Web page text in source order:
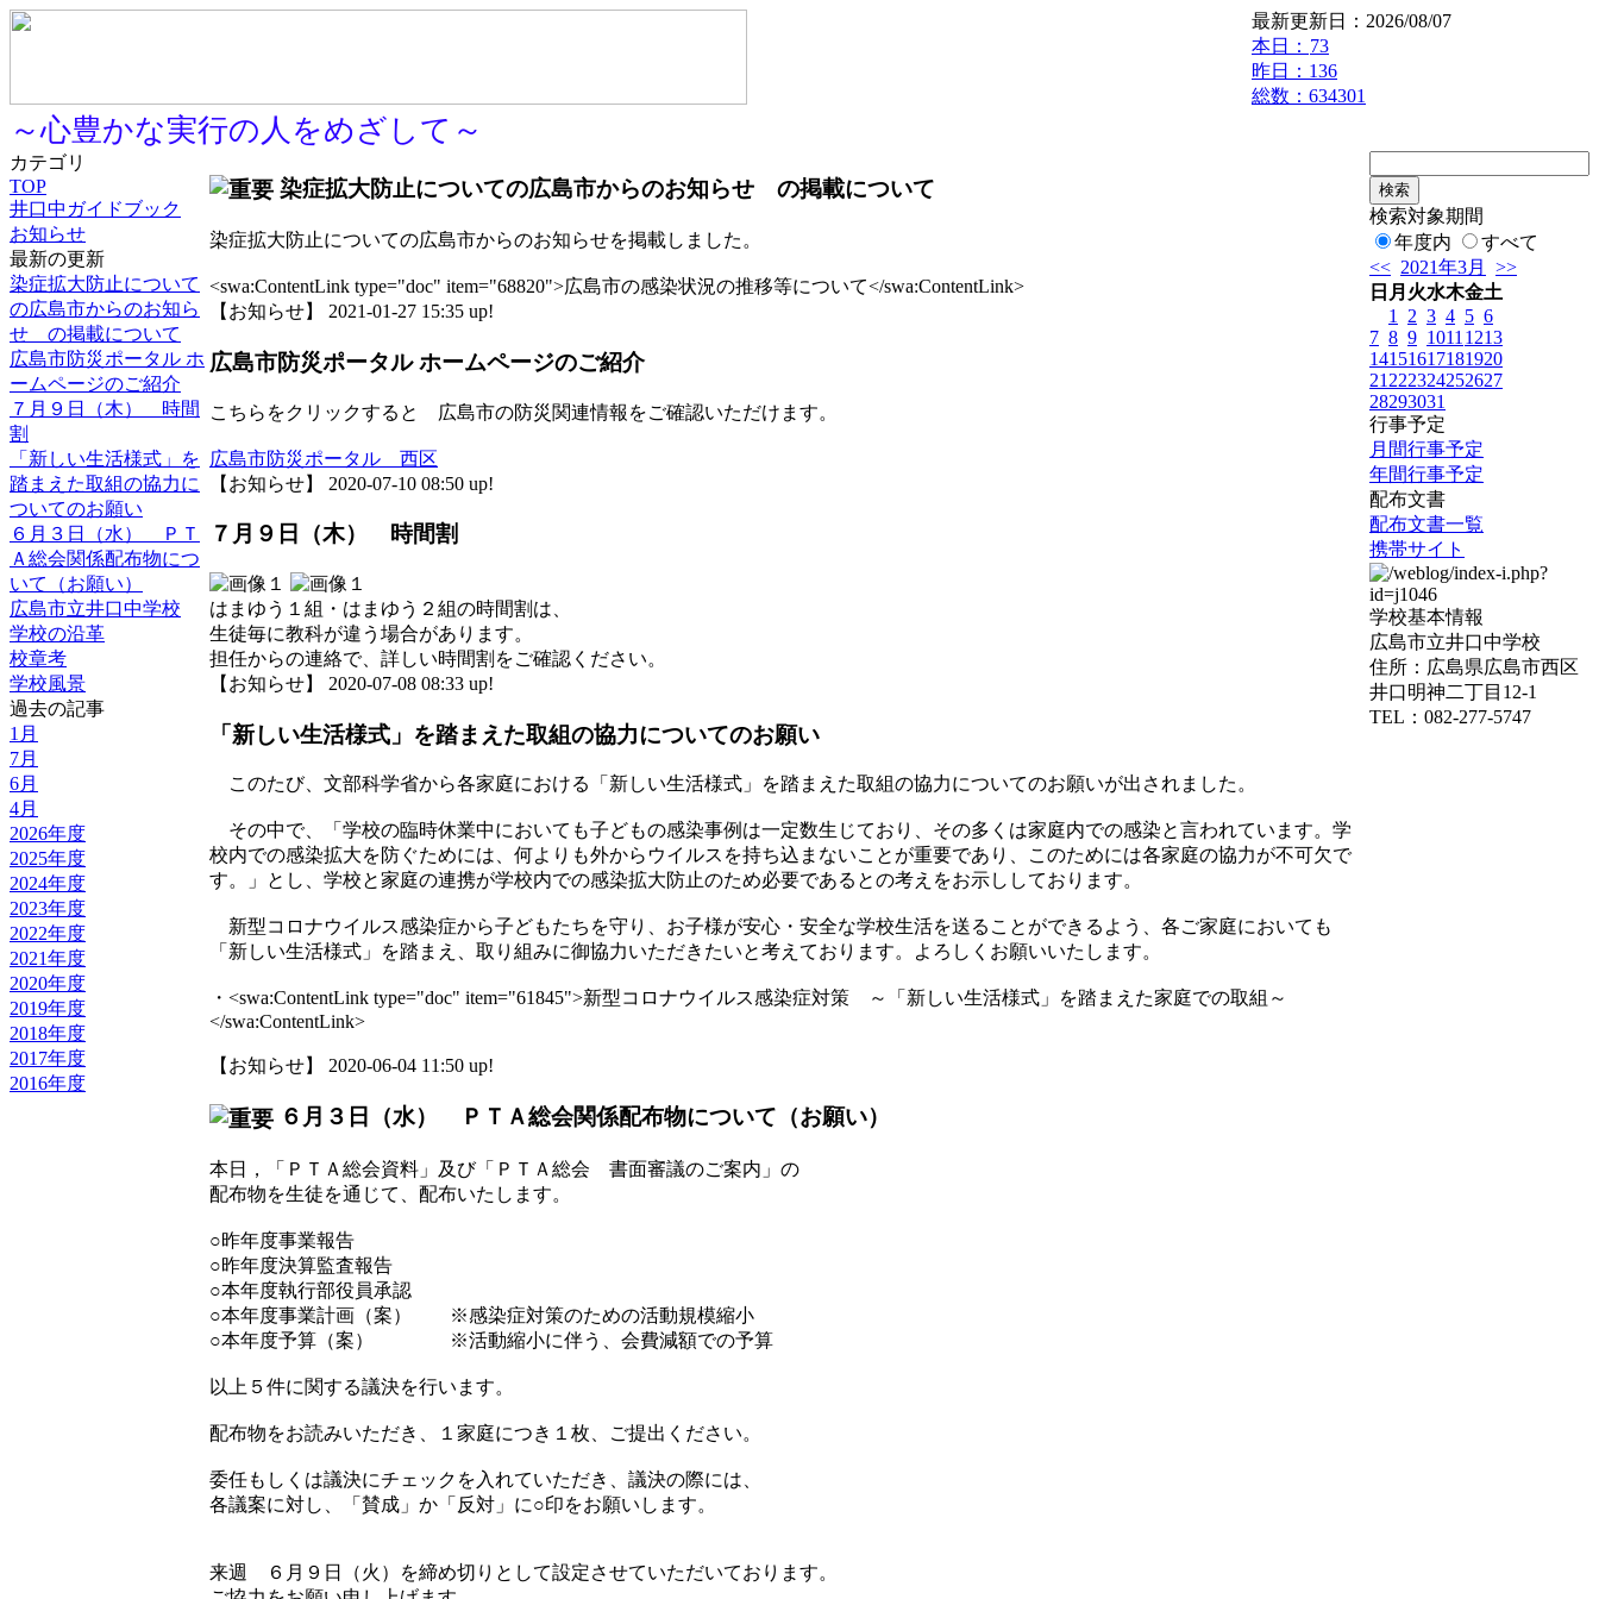
最新更新日：2026/08/07
本日： 73
昨日：136
総数：634301
～心豊かな実行の人をめざして～
カテゴリ
TOP
井口中ガイドブック
お知らせ
最新の更新
染症拡大防止について
の広島市からのお知ら
せ の掲載について
広島市防災ポータル ホ
ームページのご紹介
７月９日（木） 時間
割
「新しい生活様式」を
踏まえた取組の協力に
ついてのお願い
６月３日（水） ＰＴ
Ａ総会関係配布物につ
いて（お願い）
広島市立井口中学校
学校の沿革
校章考
学校風景
過去の記事
1月
7月
6月
4月
2026年度
2025年度
2024年度
2023年度
2022年度
2021年度
2020年度
2019年度
2018年度
2017年度
2016年度
染症拡大防止についての広島市からのお知らせ の掲載について
染症拡大防止についての広島市からのお知らせを掲載しました。
<swa:ContentLink type="doc" item="68820">広島市の感染状況の推移等について</swa:ContentLink>
【お知らせ】 2021-01-27 15:35 up!
広島市防災ポータル ホームページのご紹介
こちらをクリックすると 広島市の防災関連情報をご確認いただけます。
広島市防災ポータル 西区
【お知らせ】 2020-07-10 08:50 up!
７月９日（木） 時間割
はまゆう１組・はまゆう２組の時間割は、
生徒毎に教科が違う場合があります。
担任からの連絡で、詳しい時間割をご確認ください。
【お知らせ】 2020-07-08 08:33 up!
「新しい生活様式」を踏まえた取組の協力についてのお願い
このたび、文部科学省から各家庭における「新しい生活様式」を踏まえた取組の協力についてのお願いが出されました。
その中で、「学校の臨時休業中においても子どもの感染事例は一定数生じており、その多くは家庭内での感染と言われています。学
校内での感染拡大を防ぐためには、何よりも外からウイルスを持ち込まないことが重要であり、このためには各家庭の協力が不可欠で
す。」とし、学校と家庭の連携が学校内での感染拡大防止のため必要であるとの考えをお示ししております。
新型コロナウイルス感染症から子どもたちを守り、お子様が安心・安全な学校生活を送ることができるよう、各ご家庭においても
「新しい生活様式」を踏まえ、取り組みに御協力いただきたいと考えております。よろしくお願いいたします。
・<swa:ContentLink type="doc" item="61845">新型コロナウイルス感染症対策 ～「新しい生活様式」を踏まえた家庭での取組～
</swa:ContentLink>
【お知らせ】 2020-06-04 11:50 up!
６月３日（水） ＰＴＡ総会関係配布物について（お願い）
本日，「ＰＴＡ総会資料」及び「ＰＴＡ総会 書面審議のご案内」の
配布物を生徒を通じて、配布いたします。
○昨年度事業報告
○昨年度決算監査報告
○本年度執行部役員承認
○本年度事業計画（案） ※感染症対策のための活動規模縮小
○本年度予算（案） ※活動縮小に伴う、会費減額での予算
以上５件に関する議決を行います。
配布物をお読みいただき、１家庭につき１枚、ご提出ください。
委任もしくは議決にチェックを入れていただき、議決の際には、
各議案に対し、「賛成」か「反対」に○印をお願いします。
来週 ６月９日（火）を締め切りとして設定させていただいております。
検索対象期間
年度内
すべて
<< 2021年3月
>>
日 月 火水木金土
1
2 3 4 5 6
7 8 9 1011 1213
14151617181920
21 222324252627
28293031
行事予定
月間行事予定
年間行事予定
配布文書
配布文書一覧
携帯サイト
学校基本情報
広島市立井口中学校
住所：広島県広島市西区
井口明神二丁目12-1
TEL：082-277-5747